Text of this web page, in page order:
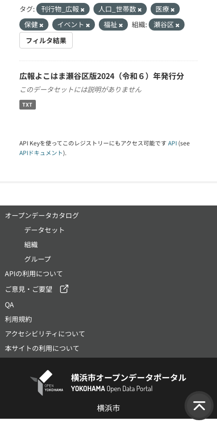
タグ: 刊行物_広報 人口_世帯数
医療
保健
イベント 福祉 組織:
瀬谷区
フィルタ結果
広報よこはま瀬谷区版2024（令和６）年発行分
このデータセットには説明がありません
TXT
API Keyを使ってこのレジストリーにもアクセス可能です API (see
APIドキュメント).
オープンデータカタログ
データセット
組織
グループ
APIの利用について
ご意見・ご要望
QA
利用規約
アクセシビリティについて
本サイトの利用について
横浜市